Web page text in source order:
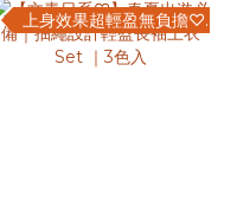
上身效果超輕盈無負擔♡♡